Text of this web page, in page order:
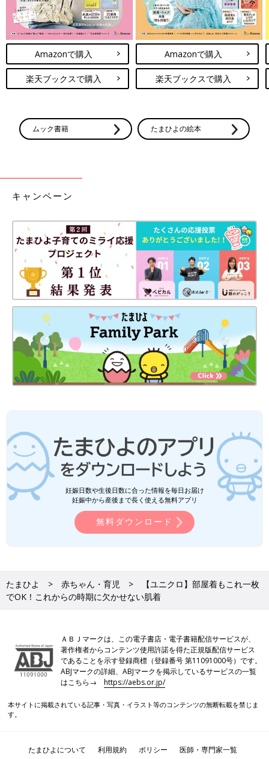
Amazonで購入
楽天ブックスで購入
Amazonで購入
楽天ブックスで購入
ムック書籍 たまひよの絵本
キャンペーン
妊娠日数や生後日数に合った情報を毎日お届け
妊娠中から産後まで長く使える無料アプリ
無料ダウンロード
たまひよ 赤ちゃん・育児
【ユニクロ】部屋着もこれ一枚
でOK！これからの時期に欠かせない肌着
ＡＢＪマークは、この電子書店・電子書籍配信サービスが、
著作権者からコンテンツ使用許諾を得た正規版配信サービス
であることを示す登録商標（登録番号 第11091000号）です。
ABJマークの詳細、ABJマークを掲示しているサービスの一覧
はこちら→https://aebs.or.jp/
本サイトに掲載されている記事・写真・イラスト等のコンテンツの無断転載を禁じま
す。
たまひよについて 利用規約 ポリシー 医師・専門家一覧